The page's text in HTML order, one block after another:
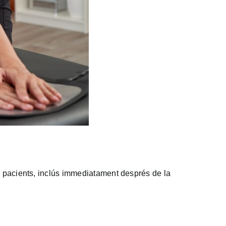
inclús immediatament després de la